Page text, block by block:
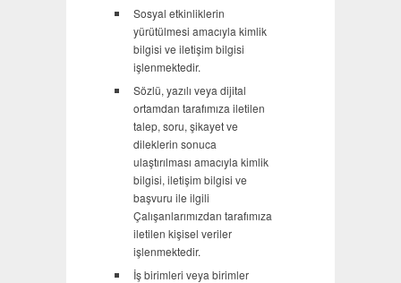
Sosyal etkinliklerin
yürütülmesi amacıyla kimlik
bilgisi ve iletişim bilgisi
işlenmektedir.
Sözlü, yazılı veya dijital
ortamdan tarafımıza iletilen
talep, soru, şikayet ve
dileklerin sonuca
ulaştırılması amacıyla kimlik
bilgisi, iletişim bilgisi ve
başvuru ile ilgili
Çalışanlarımızdan tarafımıza
iletilen kişisel veriler
işlenmektedir.
İş birimleri veya birimler